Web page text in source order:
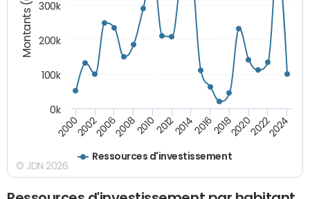
Montants (€)
Ressources d'investissement
200020022006200820102012201420162018202020222024
0k
100k
200k
300k
© JDN 2026